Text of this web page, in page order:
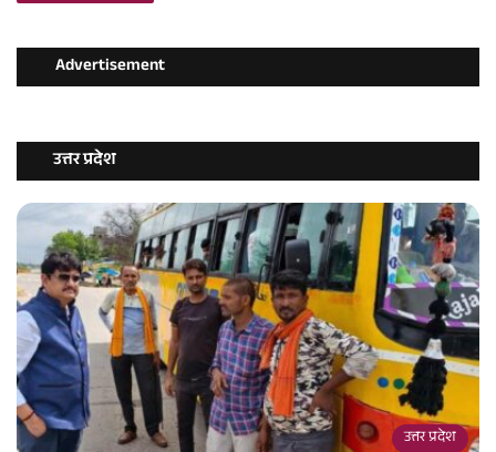
Advertisement
उत्तर प्रदेश
उत्तर प्रदेश